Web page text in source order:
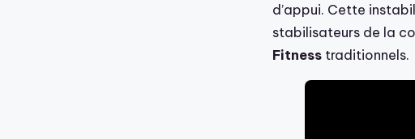
d’appui. Cette
stabilisateurs de la
Fitness traditionnels.